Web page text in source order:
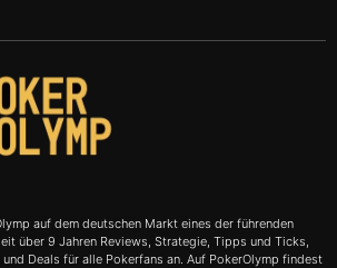
auf dem deutschen Markt eines der führenden
über 9 Jahren Reviews, Strategie, Tipps und Ticks,
Deals für alle Pokerfans an. Auf PokerOlymp findest